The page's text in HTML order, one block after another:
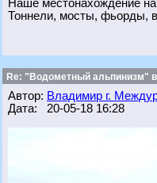
Наше местонахождение
Тоннели, мосты, фьорды,
Re: "Водометный альпинизм"
Автор: Владимир г.
Дата: 20-05-18 16:28